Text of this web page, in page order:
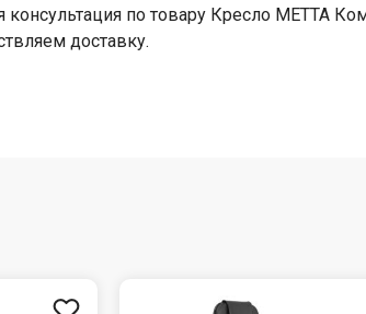
консультация по товару Кресло МЕТТА
доставку.